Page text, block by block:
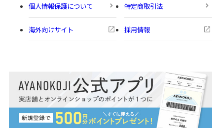
個人情報保護について 特定商取引法
海外向けサイト 採用情報